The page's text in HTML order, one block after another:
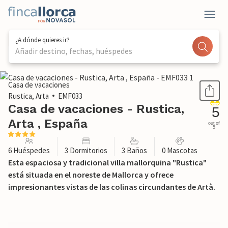
¿A dónde quieres ir?
Añadir destino, fechas, huéspedes
1 / 55
Casa de vacaciones
Rustica, Arta
EMF033
Casa de vacaciones - Rustica,
Arta , España
5
out of
5
6 Huéspedes 3 Dormitorios 3 Baños 0 Mascotas
Esta espaciosa y tradicional villa mallorquina "Rustica"
está situada en el noreste de Mallorca y ofrece
impresionantes vistas de las colinas circundantes de Artà.